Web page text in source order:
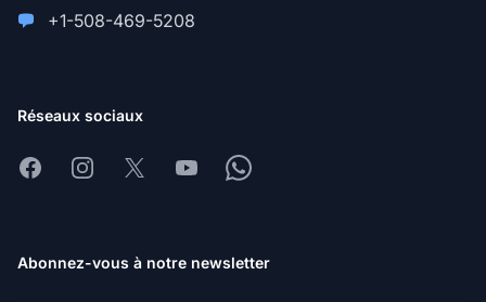
+1-508-469-5208
Réseaux sociaux
FacebookInstagram
X YoutubeWhatsapp
Abonnez-vous à notre newsletter